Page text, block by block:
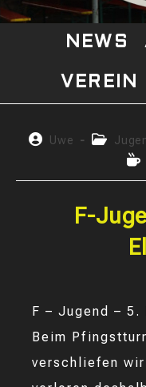
NEWS
VEREIN
Beitrags-
Uwe
Beitrags-
Kategorie:
F-
F – Jugend – 5.
Beim
verschliefen